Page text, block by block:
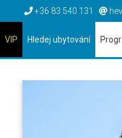
+36 83 540 131
VIP Hledej ubytování